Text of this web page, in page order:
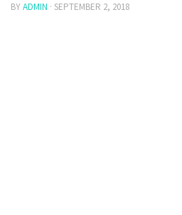
BYADMIN · SEPTEMBER 2, 2018